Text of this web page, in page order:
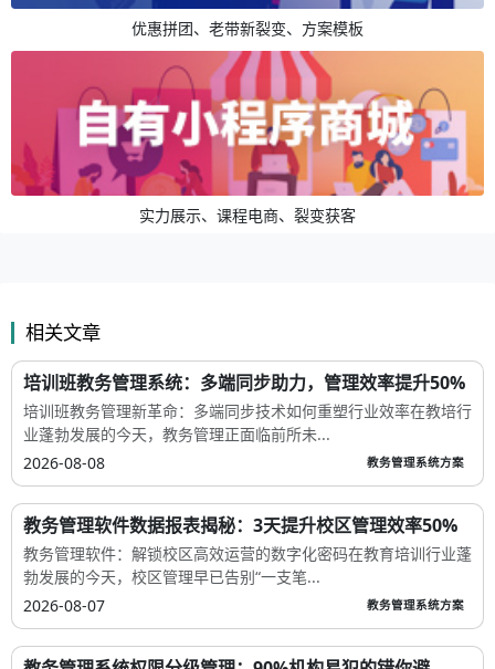
优惠拼团、老带新裂变、方案模板
实力展示、课程电商、裂变获客
相关文章
培训班教务管理系统：多端同步助力，管理效率提升50%
培训班教务管理新革命：多端同步技术如何重塑行业效率在教培行
业蓬勃发展的今天，教务管理正面临前所未...
2026-08-08
教务管理系统方案
教务管理软件数据报表揭秘：3天提升校区管理效率50%
教务管理软件：解锁校区高效运营的数字化密码在教育培训行业蓬
勃发展的今天，校区管理早已告别“一支笔...
2026-08-07
教务管理系统方案